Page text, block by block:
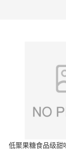
低聚果糖食品级甜